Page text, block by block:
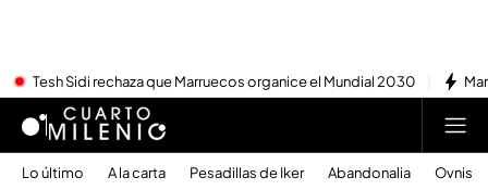
Tesh Sidi rechaza que Marruecos organice el Mundial 2030
Lo último A la carta Pesadillas de Iker Abandonalia Ovnis